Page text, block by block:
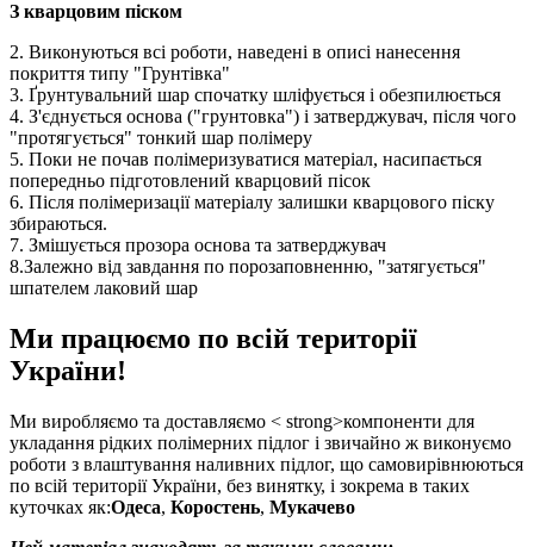
З кварцовим піском
2. Виконуються всі роботи, наведені в описі нанесення
покриття типу "Грунтівка"
3. Ґрунтувальний шар спочатку шліфується і обезпилюється
4. З'єднується основа ("грунтовка") і затверджувач, після чого
"протягується" тонкий шар полімеру
5. Поки не почав полімеризуватися матеріал, насипається
попередньо підготовлений кварцовий пісок
6. Після полімеризації матеріалу залишки кварцового піску
збираються.
7. Змішується прозора основа та затверджувач
8.Залежно від завдання по порозаповненню, "затягується"
шпателем лаковий шар
Ми працюємо по всій території
України!
Ми виробляємо та доставляємо < strong>компоненти для
укладання рідких полімерних підлог і звичайно ж виконуємо
роботи з влаштування наливних підлог, що самовирівнюються
по всій території України, без винятку, і зокрема в таких
куточках як:Одеса, Коростень, Мукачево